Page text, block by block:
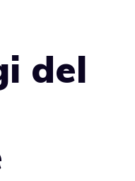
del